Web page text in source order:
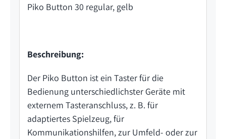
Piko Button 30 regular, gelb
Beschreibung:
Der Piko Button ist ein Taster für die
Bedienung unterschiedlichster Geräte mit
externem Tasteranschluss, z. B. für
adaptiertes Spielzeug, für
Kommunikationshilfen, zur Umfeld- oder zur